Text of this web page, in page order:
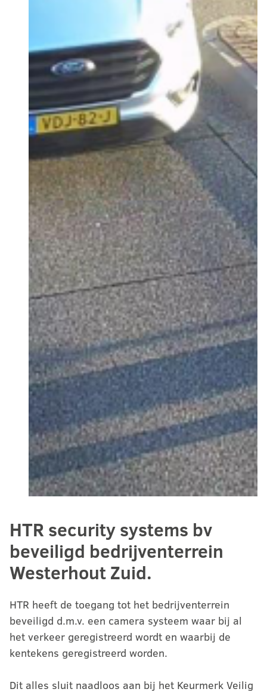
HTR security systems bv
beveiligd bedrijventerrein
Westerhout Zuid.
HTR heeft de toegang tot het bedrijventerrein
beveiligd d.m.v. een camera systeem waar bij al
het verkeer geregistreerd wordt en waarbij de
kentekens geregistreerd worden.
Dit alles sluit naadloos aan bij het Keurmerk Veilig